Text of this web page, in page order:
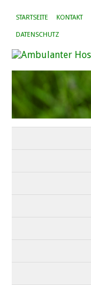
STARTSEITE KONTAKT
DATENSCHUTZ